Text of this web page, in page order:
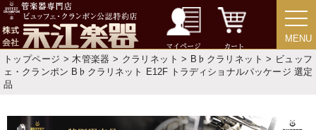
マイページ カート
MENU
MENU
トップページ >木管楽器 > クラリネット > B♭クラリネット > ビュッフ
ェ・クランポン B♭クラリネット E12F トラディショナルパッケージ 選定
品